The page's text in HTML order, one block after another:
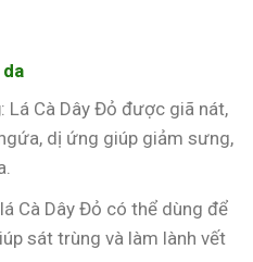
: Lá Cà Dây Đỏ được giã nát,
dị ứng giúp giảm sưng,
Cà Dây Đỏ có thể dùng để
sát trùng và làm lành vết